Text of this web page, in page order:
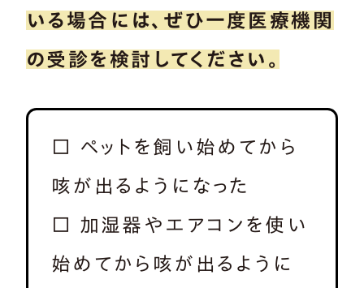
いる場合には、ぜひ一度医療機関
の受診を検討してください。
□ ペットを飼い始めてから
咳が出るようになった
□ 加湿器やエアコンを使い
始めてから咳が出るように